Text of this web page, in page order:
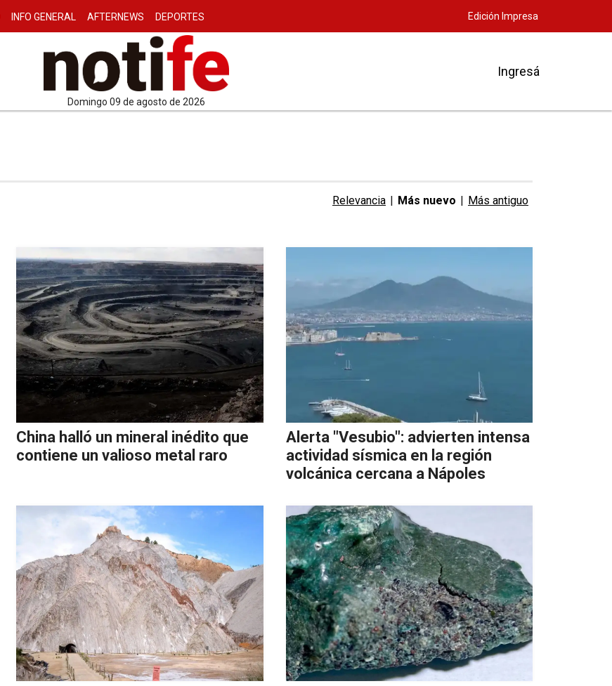
INFO GENERAL AFTERNEWS DEPORTES Edición Impresa
domingo 09 de agosto de 2026
Ingresá
Relevancia | Más nuevo | Más antiguo
China halló un mineral inédito que
contiene un valioso metal raro
Alerta "Vesubio": advierten intensa
actividad sísmica en la región
volcánica cercana a Nápoles